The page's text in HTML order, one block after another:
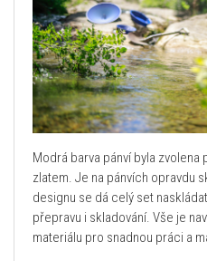
Modrá barva pánví byla
zlatem. Je na pánvích opravdu
designu se dá celý set
přepravu i skladování. Vše je
materiálu pro snadnou práci a